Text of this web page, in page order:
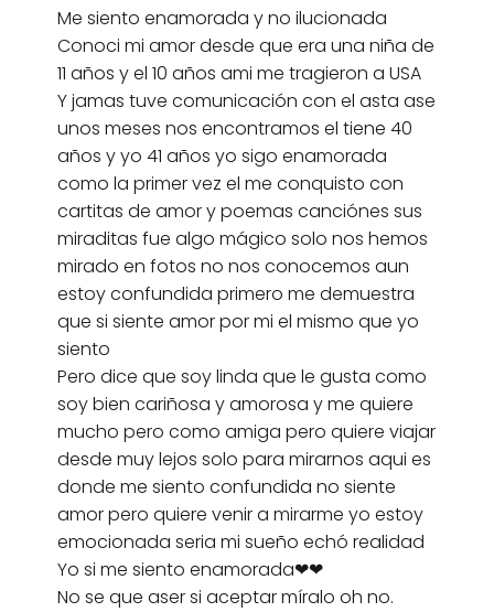
Me siento enamorada y no ilucionada
Conoci mi amor desde que era una niña de
11 años y el 10 años ami me tragieron a USA
Y jamas tuve comunicación con el asta ase
unos meses nos encontramos el tiene 40
años y yo 41 años yo sigo enamorada
como la primer vez el me conquisto con
cartitas de amor y poemas canciónes sus
miraditas fue algo mágico solo nos hemos
mirado en fotos no nos conocemos aun
estoy confundida primero me demuestra
que si siente amor por mi el mismo que yo
siento
Pero dice que soy linda que le gusta como
soy bien cariñosa y amorosa y me quiere
mucho pero como amiga pero quiere viajar
desde muy lejos solo para mirarnos aqui es
donde me siento confundida no siente
amor pero quiere venir a mirarme yo estoy
emocionada seria mi sueño echó realidad
Yo si me siento enamorada❤❤
No se que aser si aceptar míralo oh no.